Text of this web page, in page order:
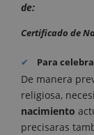
de:
Certificado de
Para
De manera
religiosa,
nacimiento
precisaras